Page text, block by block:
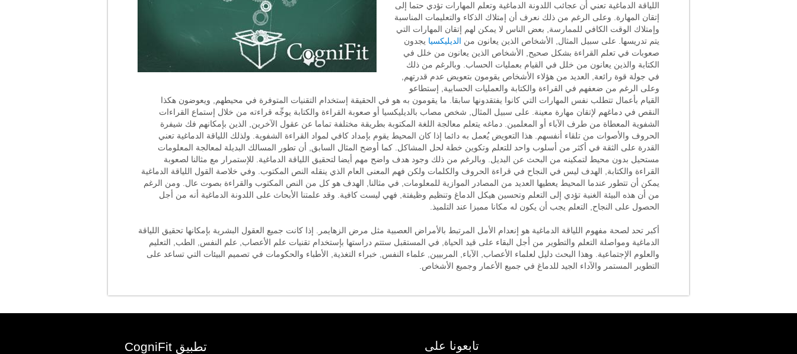
اللياقة الدماغية تعني أن عجائب اللدونة الدماغية وتعلم المهارات تؤدي حتما إلى
إتقان المهارة. وعلى الرغم من ذلك نعرف أن إمتلاك الذكاء والتعليمات المناسبة
وإمتلاك الوقت الكافي للممارسة, بعض الناس لا يمكن لهم إتقان المهارات التي
يتم تدريسها. على سبيل المثال, الأشخاص الذين يعانون من الديليكسيا يجدون
صعوبات في تعلم القراءة بشكل صحيح, الأشخاص الذين يعانون من خلل في
الكتابة والذين يعانون من خلل في القيام بعمليات الحساب. وبالرغم من ذلك
في جولة قوة رائعة, العديد من هؤلاء الأشخاص يقومون بتعويض عدم قدرتهم,
وعلى الرغم من ضعفهم في القراءة والكتابة والعمليات الحسابية, إستطاعو
القيام بأعمال تتطلب نفس المهارات التي كانوا يفتقدونها سابقا. ما يقومون به هو في الحقيقة إستخدام التقنيات المتوفرة في محيطهم, ويعوضون هكذا
النقص في دماغهم لإتقان مهارة معينة. على سبيل المثال, شخص مصاب بالديليكسيا أو صعوبة القراءة والكتابة يوجِّه قراءته من خلال إستماع القراءات
الشفوية المعطاة من طرف الآباء أو المعلمين. دماغه يتعلم معالجة اللغة المكتوبة بطريقة مختلفة تماما عن عقول الآخرين, الذين بإمكانهم فك شيفرة
الحروف والأصوات من تلقاء أنفسهم. هذا التعويض يُعمل به دائما إذا كان المحيط يقوم بإمداد كافي لمواد القراءة الشفوية. ولذلك اللياقة الدماغية تعني
القدرة على الثقة في أكثر من أسلوب واحد للتعلم وتكوين خطة لحل المشاكل. كما أوضح المثال السابق, أن تطور المسالك البديلة لمعالجة المعلومات
مستحيل بدون محيط لتمكينه من البحث عن البديل. وبالرغم من ذلك وجود هدف واضح مهم أيضا لتحقيق اللياقة الدماغية. للإستمرار مع مثالنا لصعوبة
القراءة والكتابة, الهدف ليس في النجاح في قراءة الحروف والكلمات ولكن فهم المعنى العام الذي ينقله النص المكتوب. وفي خلاصة القول اللياقة الدماغية
يمكن أن تتطور عندما المحيط يعطيها العديد من المصادر الموازية للمعلومات, في مثالنا, الهدف هو كل من النص المكتوب والقراءة بصوت عال. ومن الرغم
من أن هذه البيئة الغنية تؤدي إلى التعلم وتحسين هيكل الدماغ وتنظيم وظيفتة, فهي ليست كافية. وقد علمتنا الأبحاث على اللدونة الدماغية أنه من أجل
الحصول على النجاح, التعلم يجب أن يكون له مكانا مميزا عند التلميذ.
أكبر تحد لصحة مفهوم اللياقة الدماغية هو إنعدام الأمل المرتبط بالأمراض العصبية مثل مرض الزهايمر. إذا كانت جميع العقول البشرية بإمكانها تحقيق اللياقة
الدماغية ومواصلة التعلم والتطوير من أجل البقاء على قيد الحياة, في المستقبل ستتم دراستها بإستخدام تقنيات علم الأعصاب, علم النفس, الطب, التعليم
والعلوم الإجتماعية. وهذا البحث دليل لعلماء الأعصاب, الآباء, المربيين, علماء النفس, خبراء التغذية, الأطباء والحكومات في تصميم البيئات التي تساعد على
التطوير المستمر والآداء الجيد للدماغ في جميع الأعمار وجميع الأشخاص.
تطبيق CogniFit تابعونا على